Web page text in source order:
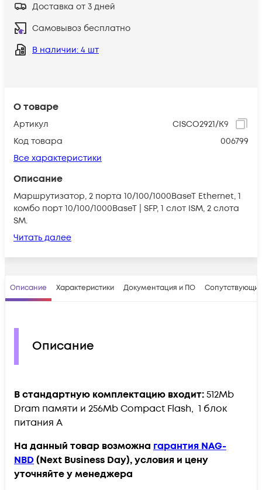
О товаре
Артикул
CISCO2921/K9
Код товара
006799
Все характеристики
Описание
Маршрутизатор, 2 порта 10/100/1000BaseT Ethernet, 1
комбо порт 10/100/1000BaseT | SFP, 1 слот ISM, 2 слота
SM.
Читать далее
Доставка от 3 дней
Самовывоз бесплатно
В наличии: 4 шт
Описание Характеристики Документация и ПО
Описание
В стандартную комплектацию входит:512Mb
Dram памяти и 256Mb Compact Flash, 1 блок
питания A
На данный товар возможна гарантия NAG-
NBD(Next Business Day), условия и цену
уточняйте у менеджера